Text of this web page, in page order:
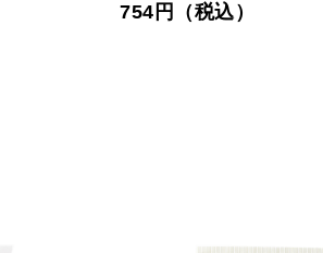
754円（税込）